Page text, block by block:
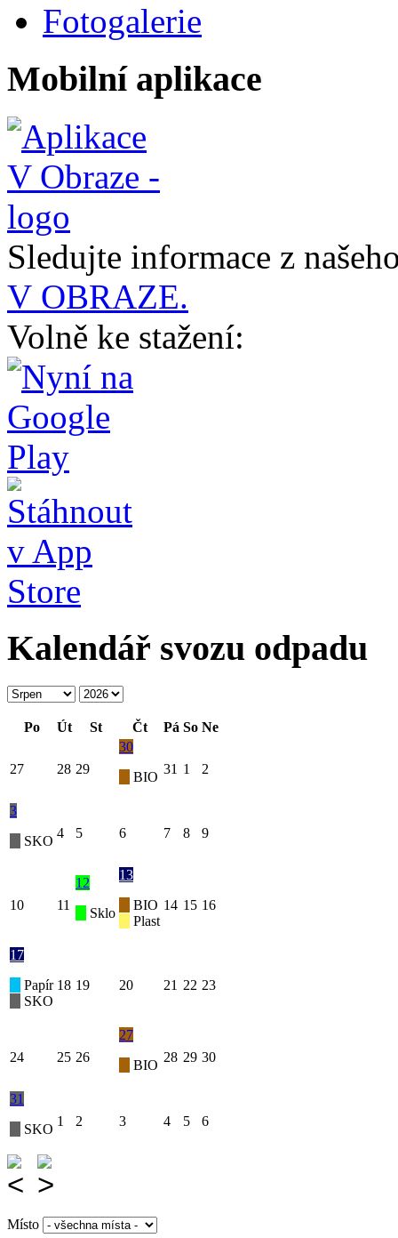
Fotogalerie
Mobilní aplikace
Sledujte informace z
V OBRAZE.
Volně ke stažení:
Kalendář svozu odpadu
Po Út St Čt Pá So Ne
27 28 29
30
BIO
31 1 2
3
SKO
4 5 6 7 8 9
10 11
12
Sklo
13
BIO
Plast
14 15 16
17
Papír
SKO
18 19 20 21 22 23
24 25 26
27
BIO
28 29 30
31
SKO
1 2 3 4 5 6
Místo